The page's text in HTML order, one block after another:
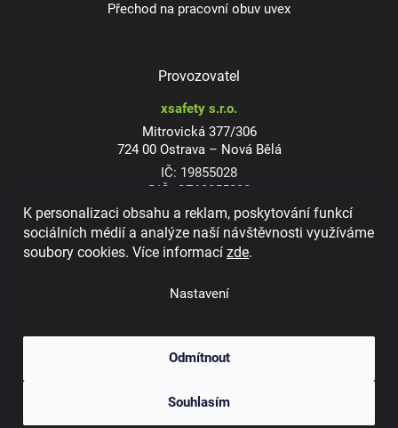
K personalizaci obsahu a reklam, poskytování funkcí
sociálních médií a analýze naší návštěvnosti využíváme
soubory cookies. Více informacízde.
Nastavení
Odmítnout
Souhlasím
Přechod na pracovní obuv uvex
Provozovatel
xsafety s.r.o.
Mitrovická 377/306
724 00 Ostrava – Nová Bělá
IČ: 19855028
DIČ: CZ19855028
Dioptrické ochranné brýle
. Všechna práva vyhrazena.